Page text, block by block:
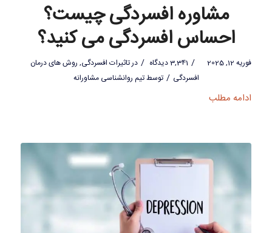
مشاوره افسردگی چیست؟
احساس افسردگی می کنید؟
فوریه 12, 2025 / 3,341 دیدگاه / درتاثیرات افسردگی, روش های درمان
افسردگی / توسطتیم روانشناسی مشاورانه
ادامه مطلب